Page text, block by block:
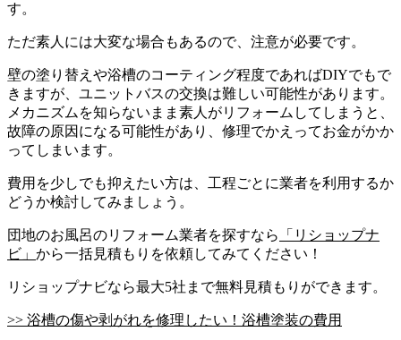
す。
ただ素人には大変な場合もあるので、注意が必要です。
壁の塗り替えや浴槽のコーティング程度であればDIYでもで
きますが、ユニットバスの交換は難しい可能性があります。
メカニズムを知らないまま素人がリフォームしてしまうと、
故障の原因になる可能性があり、修理でかえってお金がかか
ってしまいます。
費用を少しでも抑えたい方は、工程ごとに業者を利用するか
どうか検討してみましょう。
団地のお風呂のリフォーム業者を探すなら
「リショップナ
ビ」 から一括見積もりを依頼してみてください！
リショップナビなら最大5社まで無料見積もりができます。
>> 浴槽の傷や剥がれを修理したい！浴槽塗装の費用